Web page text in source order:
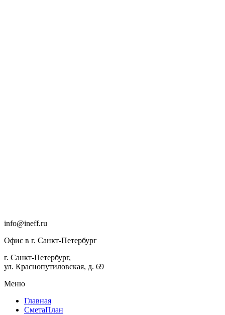
info@ineff.ru
Офис в г. Санкт-Петербург
г. Санкт-Петербург,
ул. Краснопутиловская, д. 69
Меню
Главная
СметаПлан